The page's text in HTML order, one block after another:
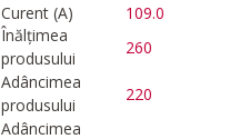
Curent (A)
109.0
Înălțimea
produsului
260
Adâncimea
produsului
220
Adâncimea